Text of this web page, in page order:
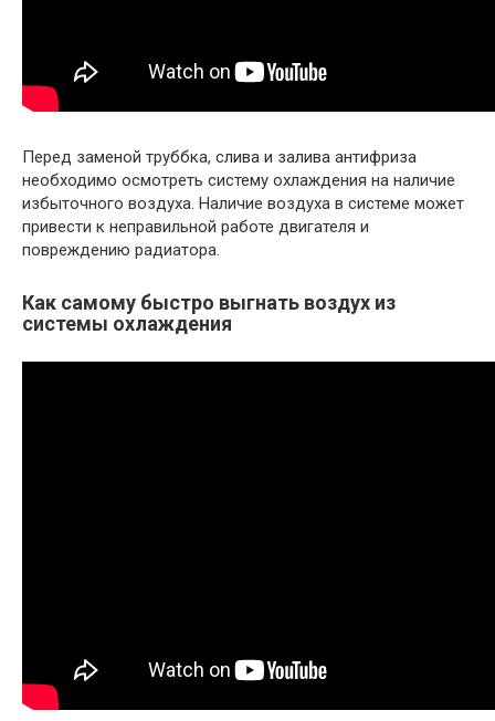
Перед заменой труббка, слива и залива антифриза
необходимо осмотреть систему охлаждения на наличие
избыточного воздуха. Наличие воздуха в системе может
привести к неправильной работе двигателя и
повреждению радиатора.
Как самому быстро выгнать воздух из
системы охлаждения